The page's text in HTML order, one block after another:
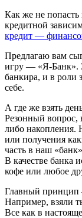
Как же не попасть
кредитной
кредит —
Предлагаю вам
игру — «Я-Банк».
банкира, и в роли
себе.
А где же взять
Резонный вопрос,
либо накопления.
или получения
часть в наш
В качестве банка
кофе или любое
Главный принцип
Например, взяли
Все как в